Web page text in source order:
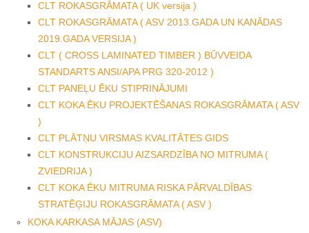
CLT ROKASGRĀMATA ( UK versija )
CLT ROKASGRĀMATA ( ASV 2013.GADA UN KANĀDAS
2019.GADA VERSIJA )
CLT ( CROSS LAMINATED TIMBER ) BŪVVEIDA
STANDARTS ANSI/APA PRG 320-2012 )
CLT PANEĻU ĒKU STIPRINĀJUMI
CLT KOKA ĒKU PROJEKTĒŠANAS ROKASGRĀMATA ( ASV
)
CLT PLĀTŅU VIRSMAS KVALITĀTES GIDS
CLT KONSTRUKCIJU AIZSARDZĪBA NO MITRUMA (
ZVIEDRIJA )
CLT KOKA ĒKU MITRUMA RISKA PĀRVALDĪBAS
STRATĒĢIJU ROKASGRĀMATA ( ASV )
KOKA KARKASA MĀJAS (ASV)